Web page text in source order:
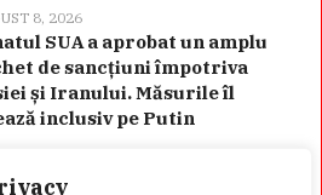
8, 2026
SUA a aprobat un amplu
de sancțiuni împotriva
și Iranului. Măsurile îl
inclusiv pe Putin